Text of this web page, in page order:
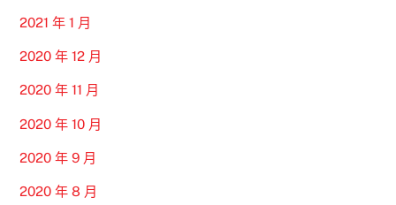
2021 年 1 月
2020 年 12 月
2020 年 11 月
2020 年 10 月
2020 年 9 月
2020 年 8 月